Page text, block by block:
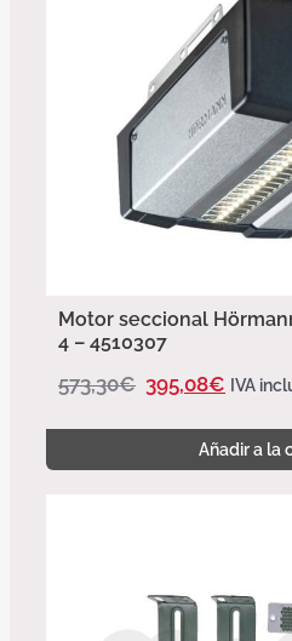
Motor seccional
4 – 4510307
573,30€ 395,08€ IVA
Añadir a la